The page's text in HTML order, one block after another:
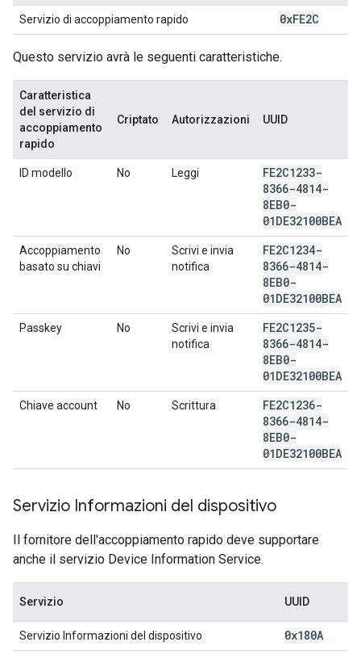
Servizio di accoppiamento rapido 0xFE2C
Questo servizio avrà le seguenti caratteristiche.
Caratteristica
del servizio di
accoppiamento
rapido
Criptato Autorizzazioni UUID
ID modello No Leggi
FE2C1233-
8366-4814-
8EB0-
01DE32100BEA
Accoppiamento
basato su chiavi
No
Scrivi e invia
notifica
FE2C1234-
8366-4814-
8EB0-
01DE32100BEA
Passkey No
Scrivi e invia
notifica
FE2C1235-
8366-4814-
8EB0-
01DE32100BEA
Chiave account No Scrittura
FE2C1236-
8366-4814-
8EB0-
01DE32100BEA
Servizio Informazioni del dispositivo
Il fornitore dell'accoppiamento rapido deve supportare
anche il servizio Device Information Service.
Servizio UUID
Servizio Informazioni del dispositivo 0x180A